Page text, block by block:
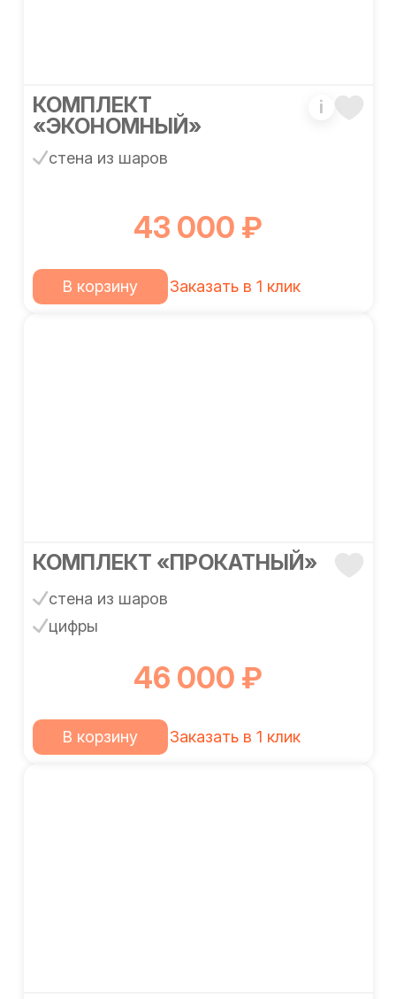
КОМПЛЕКТ
«ЭКОНОМНЫЙ»
i
стена из шаров
43 000 ₽
В корзину Заказать в 1 клик
КОМПЛЕКТ «ПРОКАТНЫЙ»
стена из шаров
цифры
46 000 ₽
В корзину Заказать в 1 клик